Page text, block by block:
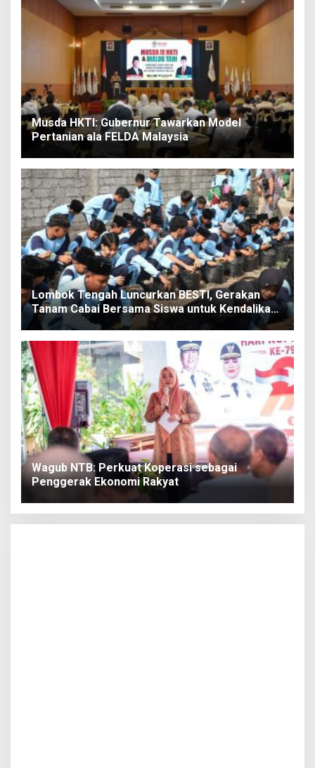
Musda HKTI: Gubernur Tawarkan Model
Pertanian ala FELDA Malaysia
Lombok Tengah Luncurkan BESTI, Gerakan
Tanam Cabai Bersama Siswa untuk Kendalikan
Inflasi
Wagub NTB: Perkuat Koperasi sebagai
Penggerak Ekonomi Rakyat